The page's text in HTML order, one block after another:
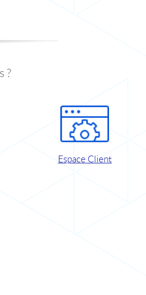
?
Espace Client